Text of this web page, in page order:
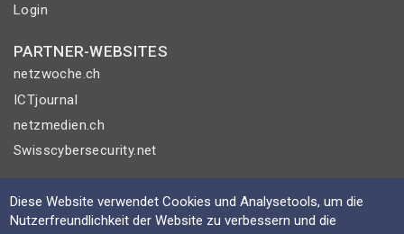
Login
PARTNER-WEBSITES
netzwoche.ch
ICTjournal
netzmedien.ch
Swisscybersecurity.net
Impressum
Diese Website verwendet Cookies und Analysetools, um die
Nutzerfreundlichkeit der Website zu verbessern und die